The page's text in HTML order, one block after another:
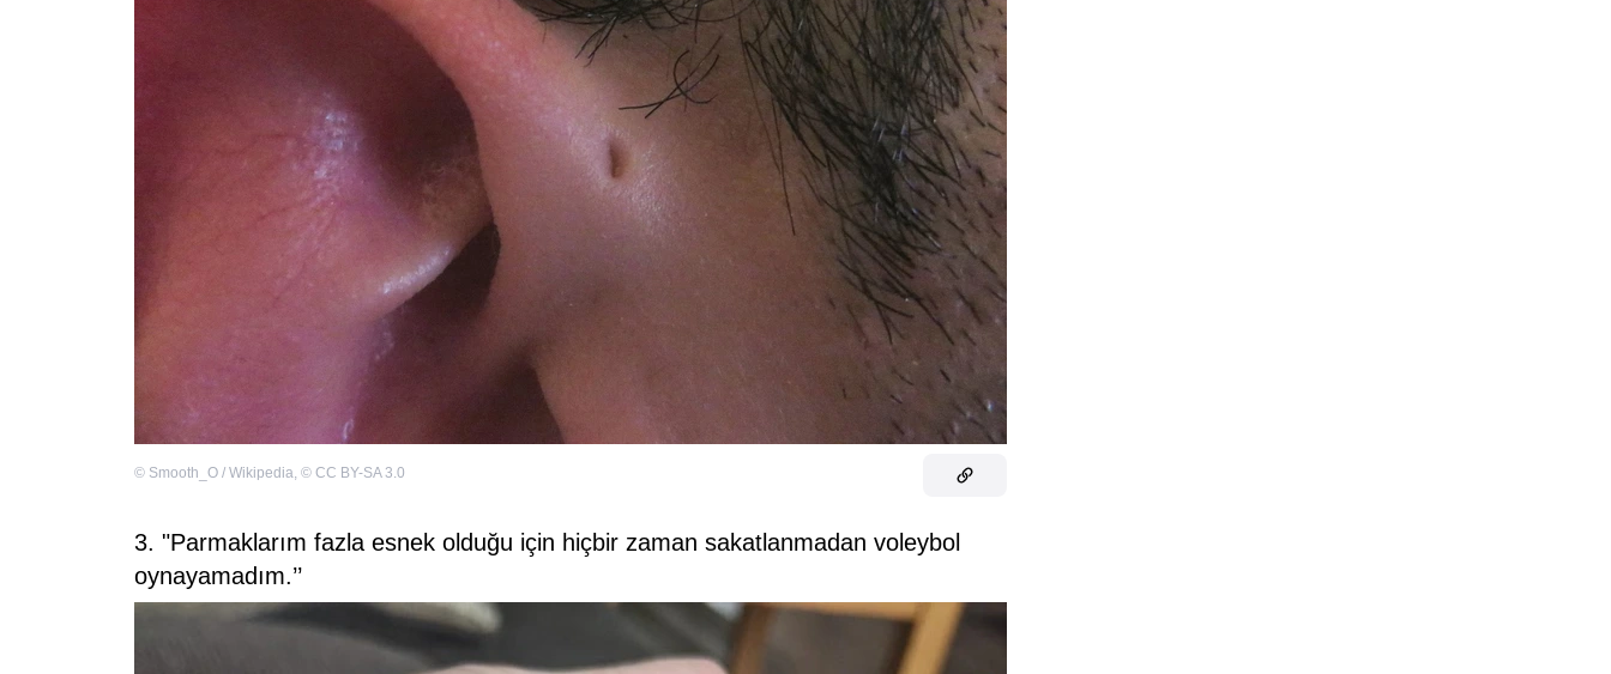
© Smooth_O / Wikipedia, © CC BY-SA 3.0
3. "Parmaklarım fazla esnek olduğu için hiçbir zaman sakatlanmadan voleybol
oynayamadım.’’